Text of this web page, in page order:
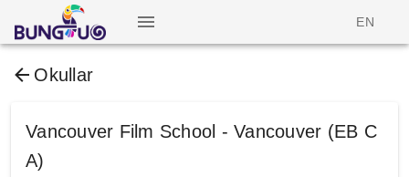
EN
Okullar
Vancouver Film School - Vancouver (EB C
A)